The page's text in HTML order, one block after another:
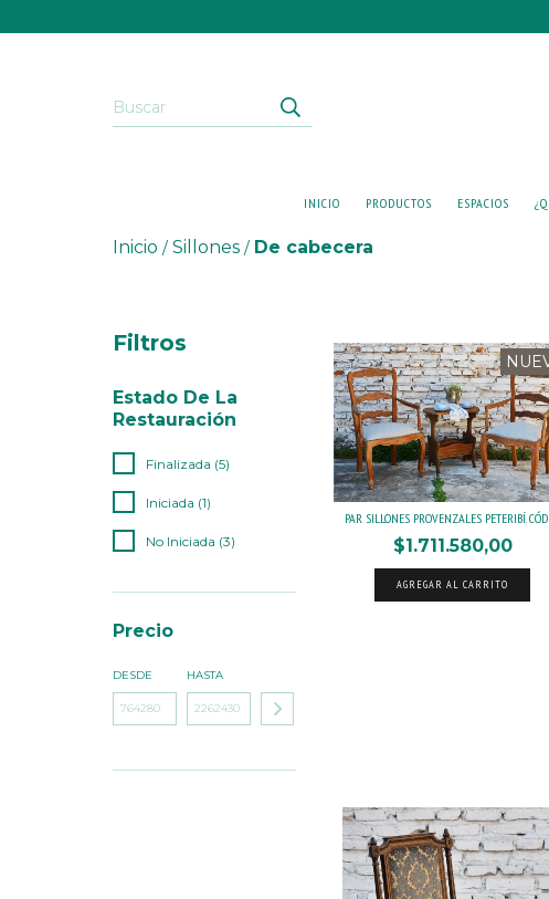
INICIO PRODUCTOS ESPACIOS
Inicio / Sillones / De cabecera
Filtros
Estado De La
Restauración
Finalizada (5)
Iniciada (1)
No Iniciada (3)
Precio
DESDE HASTA
PAR SILLONES PROVENZALES PETERIBÍ.
$1.711.580,00
AGREGAR AL CARRITO